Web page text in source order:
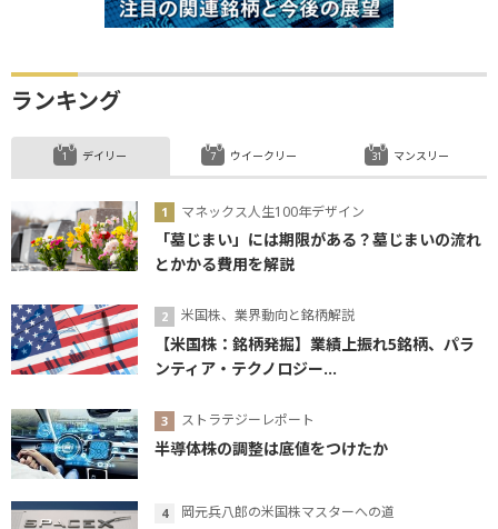
ランキング
デイリー
マネックス人生100年デザイン
「墓じまい」には期限がある？墓じまいの流れ
とかかる費用を解説
米国株、業界動向と銘柄解説
【米国株：銘柄発掘】業績上振れ5銘柄、パラ
ンティア・テクノロジー...
ストラテジーレポート
半導体株の調整は底値をつけたか
岡元兵八郎の米国株マスターへの道
ウイークリー マンスリー